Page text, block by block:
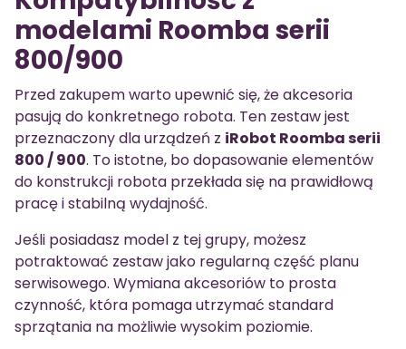
modelami Roomba serii
800/900
Przed zakupem warto upewnić się, że akcesoria
pasują do konkretnego robota. Ten zestaw jest
przeznaczony dla urządzeń z iRobot Roomba serii
800 / 900. To istotne, bo dopasowanie elementów
do konstrukcji robota przekłada się na prawidłową
pracę i stabilną wydajność.
Jeśli posiadasz model z tej grupy, możesz
potraktować zestaw jako regularną część planu
serwisowego. Wymiana akcesoriów to prosta
czynność, która pomaga utrzymać standard
sprzątania na możliwie wysokim poziomie.